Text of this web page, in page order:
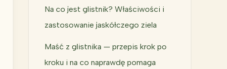
Na co jest glistnik? Właściwości i
zastosowanie jaskółczego ziela
Maść z glistnika — przepis krok po
kroku i na co naprawdę pomaga